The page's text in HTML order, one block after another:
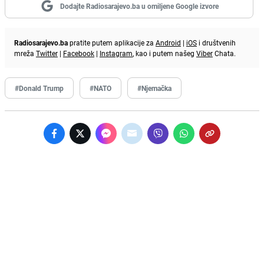
Dodajte Radiosarajevo.ba u omiljene Google izvore
Radiosarajevo.bapratite putem aplikacije za Android | iOS i društvenih
mreža Twitter | Facebook | Instagram, kao i putem našeg ViberChata.
#Donald Trump #NATO #Njemačka